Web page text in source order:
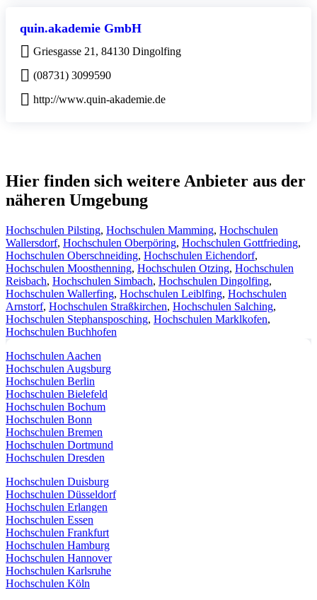
quin.akademie GmbH
Griesgasse 21, 84130 Dingolfing
(08731) 3099590
http://www.quin-akademie.de
Hier finden sich weitere Anbieter aus der
näheren Umgebung
Hochschulen Pilsting, Hochschulen Mamming, Hochschulen
Wallersdorf, Hochschulen Oberpöring, Hochschulen Gottfrieding,
Hochschulen Oberschneiding, Hochschulen Eichendorf,
Hochschulen Moosthenning, Hochschulen Otzing, Hochschulen
Reisbach, Hochschulen Simbach, Hochschulen Dingolfing,
Hochschulen Wallerfing, Hochschulen Leiblfing, Hochschulen
Arnstorf, Hochschulen Straßkirchen, Hochschulen Salching,
Hochschulen Stephansposching, Hochschulen Marklkofen,
Hochschulen Buchhofen
Hochschulen Aachen
Hochschulen Augsburg
Hochschulen Berlin
Hochschulen Bielefeld
Hochschulen Bochum
Hochschulen Bonn
Hochschulen Bremen
Hochschulen Dortmund
Hochschulen Dresden
Hochschulen Duisburg
Hochschulen Düsseldorf
Hochschulen Erlangen
Hochschulen Essen
Hochschulen Frankfurt
Hochschulen Hamburg
Hochschulen Hannover
Hochschulen Karlsruhe
Hochschulen Köln